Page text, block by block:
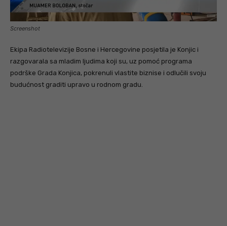
Screenshot
Ekipa Radiotelevizije Bosne i Hercegovine posjetila je Konjic i
razgovarala sa mladim ljudima koji su, uz pomoć programa
podrške Grada Konjica, pokrenuli vlastite biznise i odlučili svoju
budućnost graditi upravo u rodnom gradu.